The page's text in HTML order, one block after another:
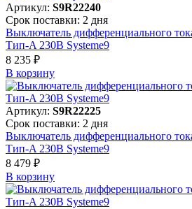
Артикул: S9R22240
Срок поставки: 2 дня
Выключатель дифференциального
Тип-A 230В Systeme9
8 235 ₽
В корзинy
Артикул: S9R22225
Срок поставки: 2 дня
Выключатель дифференциального
Тип-A 230В Systeme9
8 479 ₽
В корзинy